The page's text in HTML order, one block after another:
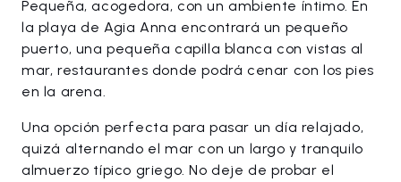
Pequeña, acogedora, con un ambiente íntimo. En
la playa de Agia Anna encontrará un pequeño
puerto, una pequeña capilla blanca con vistas al
mar, restaurantes donde podrá cenar con los pies
en la arena.
Una opción perfecta para pasar un día relajado,
quizá alternando el mar con un largo y tranquilo
almuerzo típico griego. No deje de probar el